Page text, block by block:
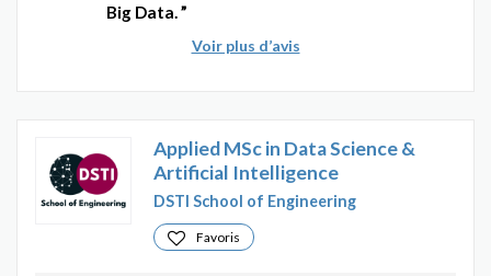
Big Data.
Voir plus d’avis
Applied MSc in Data Science &
Artificial Intelligence
DSTI School of Engineering
Favoris